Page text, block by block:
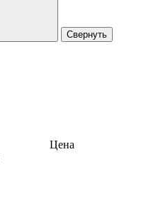
Свернуть
Цена